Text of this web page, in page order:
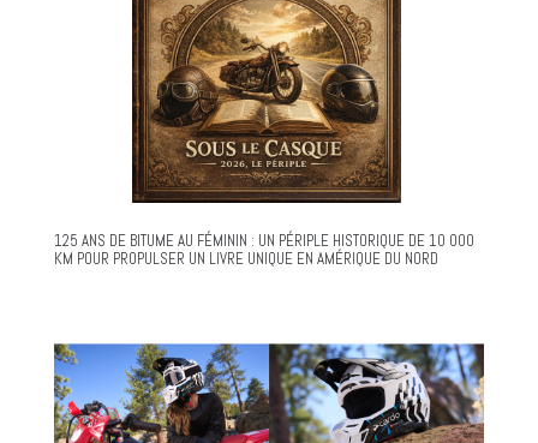
125 ANS DE BITUME AU FÉMININ : UN PÉRIPLE HISTORIQUE DE 10 000
KM POUR PROPULSER UN LIVRE UNIQUE EN AMÉRIQUE DU NORD